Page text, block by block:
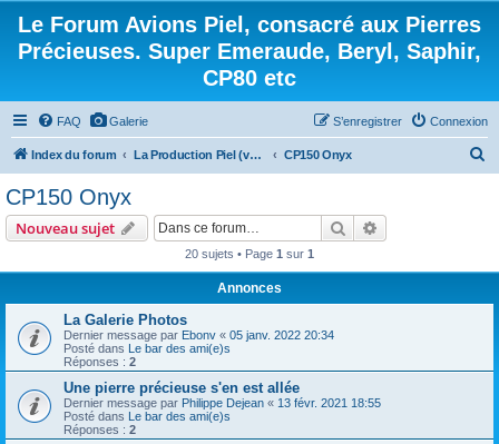
Le Forum Avions Piel, consacré aux Pierres
Précieuses. Super Emeraude, Beryl, Saphir,
CP80 etc
FAQ Galerie Connexion
S’enregistrer
Index du forum La Production Piel (vos questions, vos réponses) CP150 Onyx
CP150 Onyx
Nouveau sujet Rechercher
20 sujets • Page 1 sur 1
Annonces
La Galerie Photos
Dernier message par Ebonv « 05 janv. 2022 20:34
Posté dans Le bar des ami(e)s
Réponses : 2
Une pierre précieuse s'en est allée
Dernier message par Philippe Dejean « 13 févr. 2021 18:55
Posté dans Le bar des ami(e)s
Réponses : 2